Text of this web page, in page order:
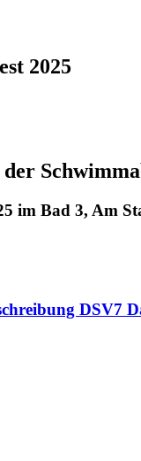
2025
im Bad 3, Am
DSV7